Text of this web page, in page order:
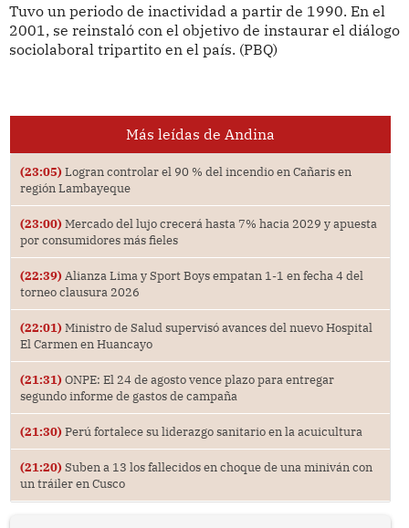
Tuvo un periodo de inactividad a partir de 1990. En el
2001, se reinstaló con el objetivo de instaurar el diálogo
sociolaboral tripartito en el país. (PBQ)
Más leídas de Andina
(23:05) Logran controlar el 90 % del incendio en Cañaris en
región Lambayeque
(23:00) Mercado del lujo crecerá hasta 7% hacia 2029 y apuesta
por consumidores más fieles
(22:39) Alianza Lima y Sport Boys empatan 1-1 en fecha 4 del
torneo clausura 2026
(22:01) Ministro de Salud supervisó avances del nuevo Hospital
El Carmen en Huancayo
(21:31) ONPE: El 24 de agosto vence plazo para entregar
segundo informe de gastos de campaña
(21:30) Perú fortalece su liderazgo sanitario en la acuicultura
(21:20) Suben a 13 los fallecidos en choque de una miniván con
un tráiler en Cusco